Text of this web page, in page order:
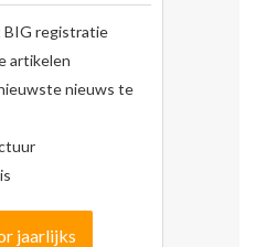
registratie
artikelen
nieuws te
jaarlijks